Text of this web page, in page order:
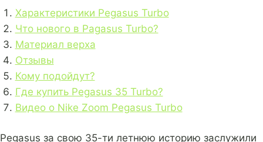
Характеристики Pegasus Turbo
Что нового в Pagasus Turbo?
Материал верха
Отзывы
Кому подойдут?
Где купить Pegasus 35 Turbo?
Видео о Nike Zoom Pegasus Turbo
Pegasus за свою 35-ти летнюю историю заслужили